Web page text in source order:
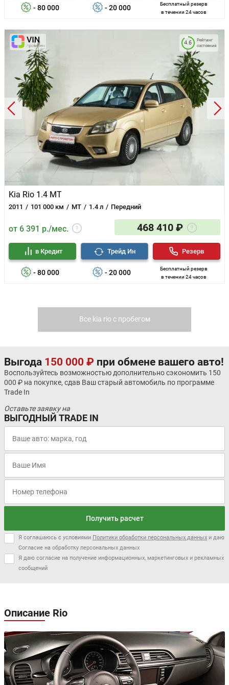
- 80 000 - 20 000
Бесплатный резерв
в течении 24 часов
Kia Rio 1.4 MT
2011 101 000 км MT 1.4 л Передний
Рейтинг
состояния
4.6
от 6 391 р./мес. 468 410 ₽
- 80 000
в Кредит
- 20 000
Трейд Ин
Бесплатный резерв
в течении 24 часов
Резерв
Все kia rio с пробегом
Выгода 150 000 ₽ при обмене вашего авто!
Воспользуйтесь возможностью дополнительно сэкономить 150
000 ₽ на покупке, сдав Ваш старый автомобиль по программе
Trade In
Оставьте заявку на
ВЫГОДНЫЙ TRADE IN
Получить расчет
Я соглашаюсь с условиями Политики обработки персональных данных и даю
Согласие на обработку персональных данных
Я даю согласие на получение информационных, маркетинговых и рекламных
сообщений
Описание Rio